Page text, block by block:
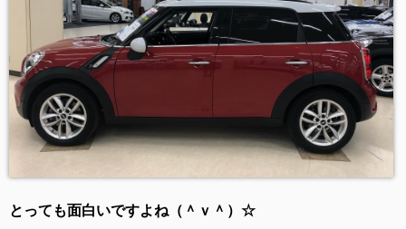
とっても面白いですよね（＾ｖ＾）☆